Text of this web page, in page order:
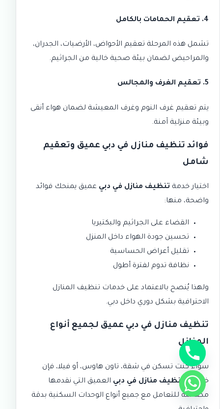
4. تعقيم الحمامات بالكامل
تشمل هذه المرحلة تعقيم الأحواض، الأرضيات، الجدران،
والمراحيض لضمان بيئة صحية خالية من الجراثيم.
5. تعقيم الغرف والمجالس
يتم تعقيم غرف النوم وغرف المعيشة لضمان هواء أنقى
وبيئة منزلية آمنة.
فوائد تنظيف منازل في دبي عميق وتعقيم
شامل
اختيار خدمة تنظيف منازل في دبي عميق يمنحك فوائد
واضحة، منها:
القضاء على الجراثيم والبكتيريا
تحسين جودة الهواء داخل المنزل
تقليل أعراض الحساسية
نظافة تدوم لفترة أطول
ولهذا يُنصح بالاعتماد على خدمات تنظيف المنازل
الاحترافية بشكل دوري داخل دبي.
تنظيف منازل في دبي عميق لجميع أنواع
المنازل
سواء كنت تسكن في شقة، تاون هاوس، أو فيلا، فإن
خدمات تنظيف منازل في دبي العميق التي نقدمها
مصممة للتعامل مع جميع أنواع الوحدات السكنية بدقة